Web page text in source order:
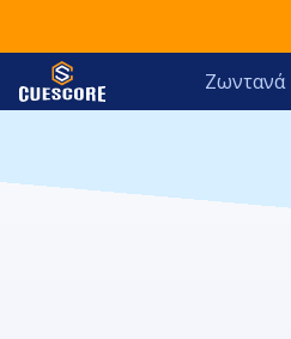
Ζωντανά